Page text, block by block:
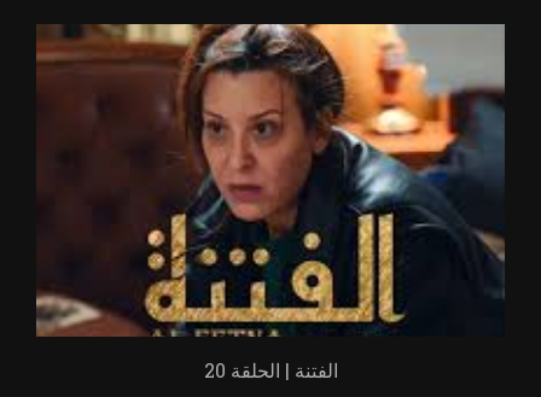
الفتنة | الحلقة 20